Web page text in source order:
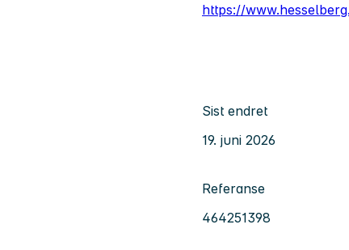
https://
Sist endret
19. juni 2026
Referanse
464251398